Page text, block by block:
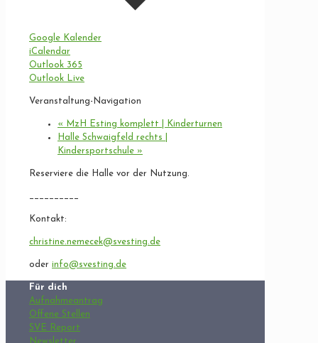
Google Kalender
iCalendar
Outlook 365
Outlook Live
Veranstaltung-Navigation
« MzH Esting komplett | Kinderturnen
Halle Schwaigfeld rechts |
Kindersportschule »
Reserviere die Halle vor der Nutzung.
__________
Kontakt:
christine.nemecek@svesting.de
oder info@svesting.de
Für dich
Aufnahmeantrag
Offene Stellen
SVE Report